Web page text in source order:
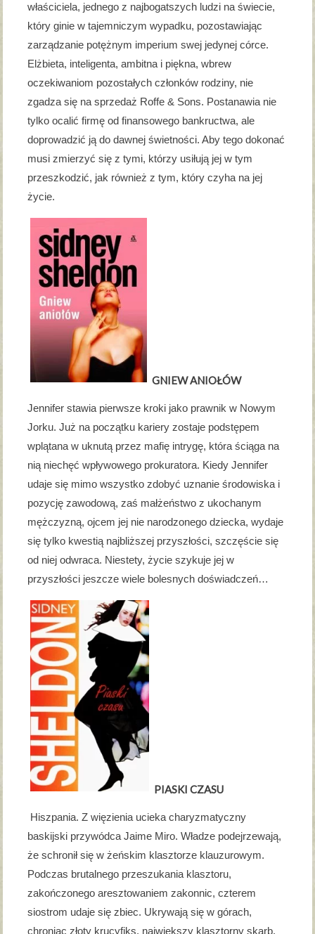
właściciela, jednego z najbogatszych ludzi na świecie,
który ginie w tajemniczym wypadku, pozostawiając
zarządzanie potężnym imperium swej jedynej córce.
Elżbieta, inteligenta, ambitna i piękna, wbrew
oczekiwaniom pozostałych członków rodziny, nie
zgadza się na sprzedaż Roffe & Sons. Postanawia nie
tylko ocalić firmę od finansowego bankructwa, ale
doprowadzić ją do dawnej świetności. Aby tego dokonać
musi zmierzyć się z tymi, którzy usiłują jej w tym
przeszkodzić, jak również z tym, który czyha na jej
życie.
GNIEW ANIOŁÓW
Jennifer stawia pierwsze kroki jako prawnik w Nowym
Jorku. Już na początku kariery zostaje podstępem
wplątana w uknutą przez mafię intrygę, która ściąga na
nią niechęć wpływowego prokuratora. Kiedy Jennifer
udaje się mimo wszystko zdobyć uznanie środowiska i
pozycję zawodową, zaś małżeństwo z ukochanym
mężczyzną, ojcem jej nie narodzonego dziecka, wydaje
się tylko kwestią najbliższej przyszłości, szczęście się
od niej odwraca. Niestety, życie szykuje jej w
przyszłości jeszcze wiele bolesnych doświadczeń…
PIASKI CZASU
Hiszpania. Z więzienia ucieka charyzmatyczny
baskijski przywódca Jaime Miro. Władze podejrzewają,
że schronił się w żeńskim klasztorze klauzurowym.
Podczas brutalnego przeszukania klasztoru,
zakończonego aresztowaniem zakonnic, czterem
siostrom udaje się zbiec. Ukrywają się w górach,
chroniąc złoty krucyfiks, największy klasztorny skarb.